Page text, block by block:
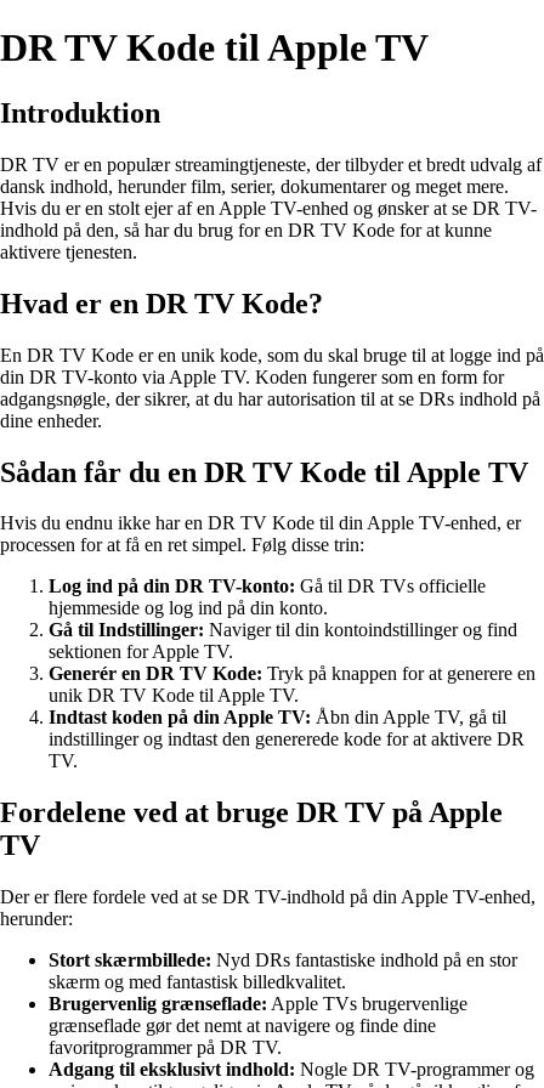
DR TV Kode til Apple TV
Introduktion
DR TV er en populær streamingtjeneste, der tilbyder et bredt udvalg af
dansk indhold, herunder film, serier, dokumentarer og meget mere.
Hvis du er en stolt ejer af en Apple TV-enhed og ønsker at se DR TV-
indhold på den, så har du brug for en DR TV Kode for at kunne
aktivere tjenesten.
Hvad er en DR TV Kode?
En DR TV Kode er en unik kode, som du skal bruge til at logge ind på
din DR TV-konto via Apple TV. Koden fungerer som en form for
adgangsnøgle, der sikrer, at du har autorisation til at se DRs indhold på
dine enheder.
Sådan får du en DR TV Kode til Apple TV
Hvis du endnu ikke har en DR TV Kode til din Apple TV-enhed, er
processen for at få en ret simpel. Følg disse trin:
Log ind på din DR TV-konto: Gå til DR TVs officielle
hjemmeside og log ind på din konto.
Gå til Indstillinger: Naviger til din kontoindstillinger og find
sektionen for Apple TV.
Generér en DR TV Kode: Tryk på knappen for at generere en
unik DR TV Kode til Apple TV.
Indtast koden på din Apple TV: Åbn din Apple TV, gå til
indstillinger og indtast den genererede kode for at aktivere DR
TV.
Fordelene ved at bruge DR TV på Apple
TV
Der er flere fordele ved at se DR TV-indhold på din Apple TV-enhed,
herunder:
Stort skærmbillede: Nyd DRs fantastiske indhold på en stor
skærm og med fantastisk billedkvalitet.
Brugervenlig grænseflade: Apple TVs brugervenlige
grænseflade gør det nemt at navigere og finde dine
favoritprogrammer på DR TV.
Adgang til eksklusivt indhold: Nogle DR TV-programmer og